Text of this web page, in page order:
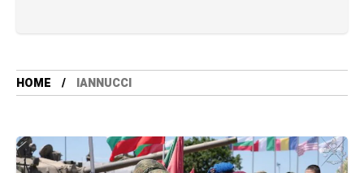
HOME IANNUCCI